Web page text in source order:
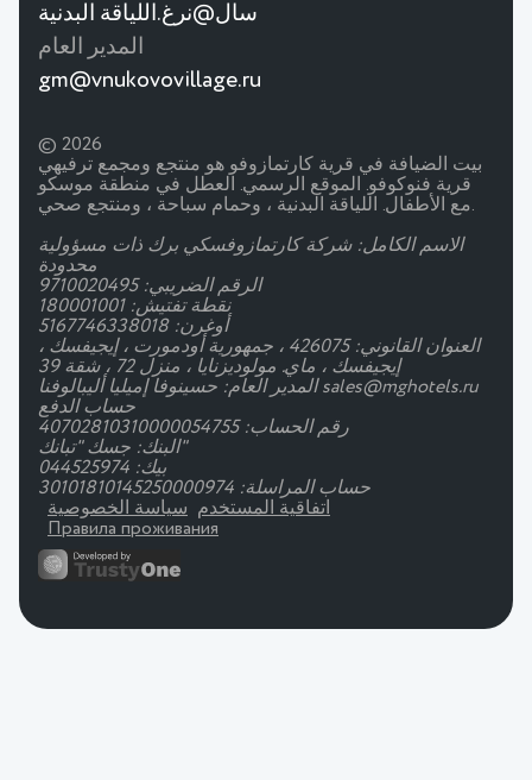
سال@نرغ.اللياقة البدنية
المدير العام
gm@vnukovovillage.ru
© 2026
بيت الضيافة في قرية كارتمازوفو هو منتجع ومجمع ترفيهي
قرية فنوكوفو. الموقع الرسمي. العطل في منطقة موسكو
مع الأطفال. اللياقة البدنية ، وحمام سباحة ، ومنتجع صحي.
الاسم الكامل: شركة كارتمازوفسكي برك ذات مسؤولية
محدودة
الرقم الضريبي: 9710020495
نقطة تفتيش: 180001001
أوغرن: 5167746338018
العنوان القانوني: 426075 ، جمهورية أودمورت ، إيجيفسك ،
إيجيفسك ، ماي. مولوديزنايا ، منزل 72 ، شقة 39
المدير العام: حسينوفا إميليا أليبالوفنا sales@mghotels.ru
حساب الدفع
رقم الحساب: 40702810310000054755
البنك: جسك "تبانك"
بيك: 044525974
حساب المراسلة: 30101810145250000974
سياسة الخصوصية
اتفاقية المستخدم
Правила проживания